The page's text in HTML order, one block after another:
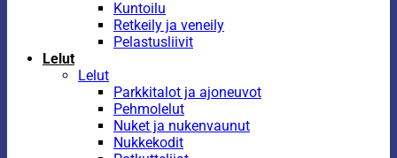
Kuntoilu
Retkeily ja veneily
Pelastusliivit
Lelut
Lelut
Parkkitalot ja ajoneuvot
Pehmolelut
Nuket ja nukenvaunut
Nukkekodit